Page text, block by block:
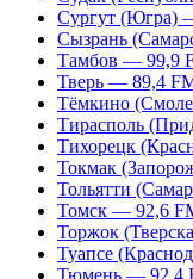
Сургут (Югра)
Сызрань
Тамбов — 99,9
Тверь — 89,4
Тёмкино
Тирасполь
Тихорецк
Токмак
Тольятти
Томск — 92,6
Торжок
Туапсе
Тюмень — 92,4